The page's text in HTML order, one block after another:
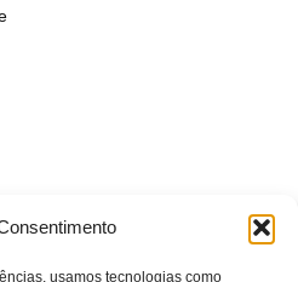
usamos tecnologias como